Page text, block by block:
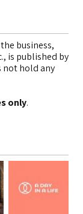
business,
is published by
not hold any
only.